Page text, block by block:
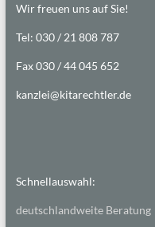
Wir freuen uns auf Sie!
Tel: 030 / 21 808 787
Fax 030 / 44 045 652
kanzlei@kitarechtler.de
Schnellauswahl:
deutschlandweite Beratung